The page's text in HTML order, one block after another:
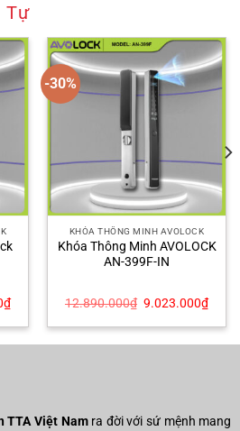
Tự
₫Giá
hiện
tại
7.139.300₫.
-30%
KHÓA THÔNG MINH AVOLOCK
Khóa Thông Minh AVOLOCK
AN-399F-IN
12.890.000₫ Giá
là:
9.023.000₫Giá
hiện
tại
TTA Việt Namra đời với sứ mệnh mang